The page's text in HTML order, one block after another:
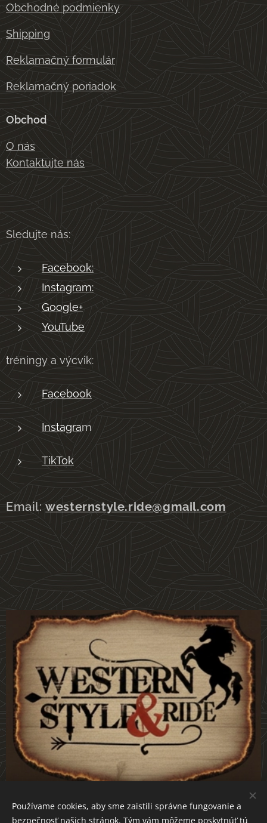
Obchodné podmienky
Shipping
Reklamačný formulár
Reklamačný poriadok
Obchod
O nás
Kontaktujte nás
Sledujte nás:
Facebook:
Instagram:
Google+
YouTube
tréningy a výcvik:
Facebook
Instagram
TikTok
Email:westernstyle.ride@gmail.com
Používame cookies, aby sme zaistili správne fungovanie a
bezpečnosť našich stránok. Tým vám môžeme poskytnúť tú